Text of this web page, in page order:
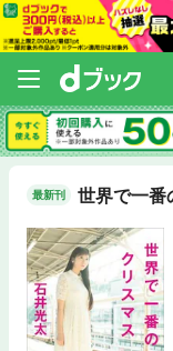
最新刊 世界で一番